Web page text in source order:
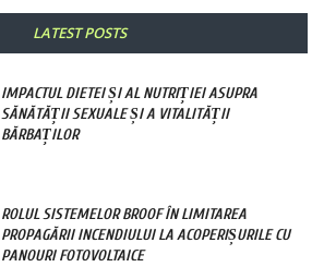
LATEST POSTS
IMPACTUL DIETEI ȘI AL NUTRIȚIEI ASUPRA
SĂNĂTĂȚII SEXUALE ȘI A VITALITĂȚII
BĂRBAȚILOR
ROLUL SISTEMELOR BROOF ÎN LIMITAREA
PROPAGĂRII INCENDIULUI LA ACOPERIȘURILE CU
PANOURI FOTOVOLTAICE